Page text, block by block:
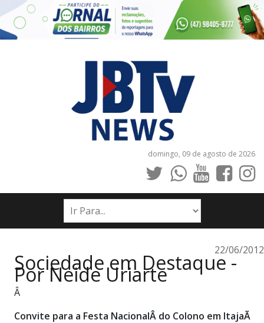
domingo, 09 de agosto de 2026
INÍCIO
NOTÍCIAS
PUBLICAÇÕES LEGAIS
22/06/2012
Sociedade em Destaque -
Por Neide Uriarte
Â
Convite para a Festa NacionalÂ do Colono em ItajaÃ­